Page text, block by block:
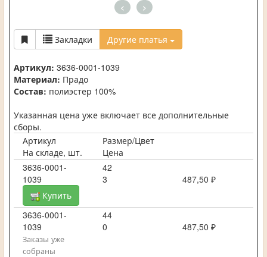
< >
Закладки Другие платья
Артикул: 3636-0001-1039
Материал: Прадо
Состав: полиэстер 100%
Указанная цена уже включает все дополнительные
сборы.
Артикул
Размер/Цвет
На складе, шт.
Цена
3636-0001-
1039
42
3
487,50 ₽
Купить
3636-0001-
1039
44
0
487,50 ₽
Заказы уже
собраны